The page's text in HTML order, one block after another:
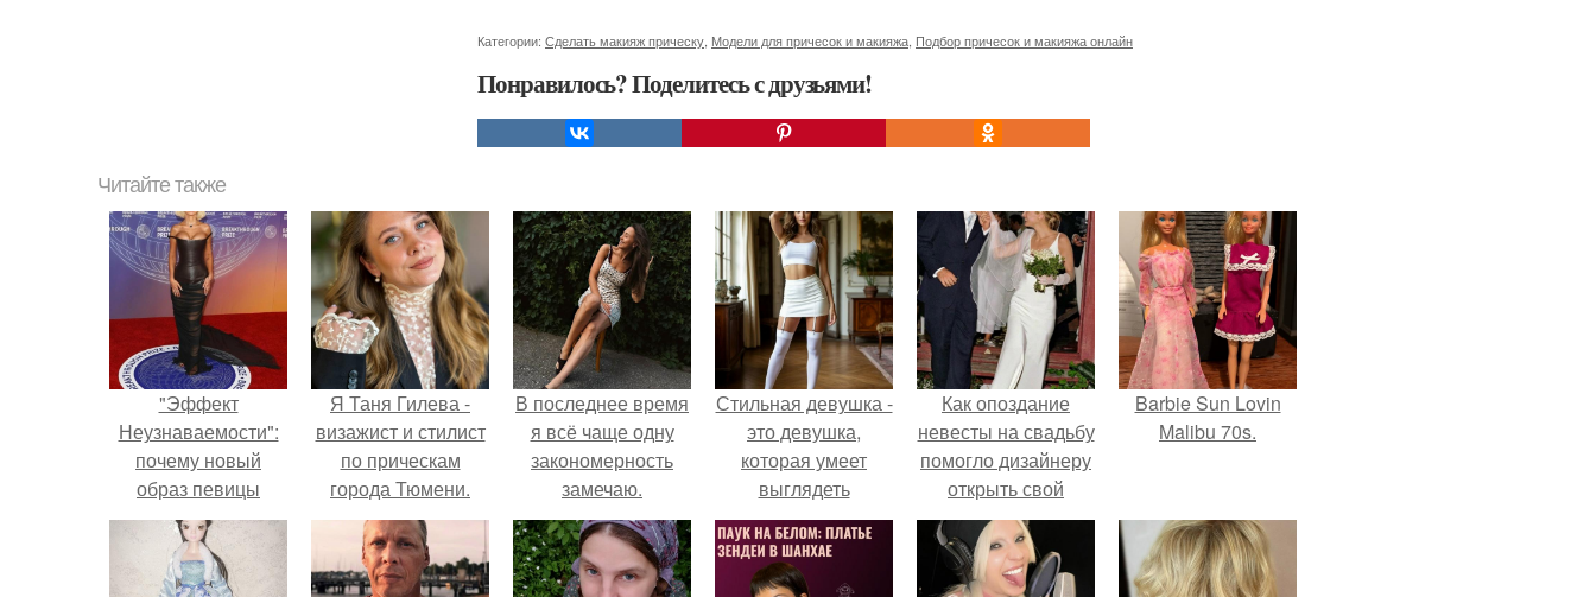
Категории: Сделать макияж прическу Модели для причесок и макияжа Подбор причесок и макияжа онлайн
Понравилось? Поделитесь с друзьями!
Читайте также
"Эффект
Неузнаваемости":
почему новый
образ певицы
вызвал споры о
гранях
возможного?
Я Таня Гилева -
визажист и стилист
по прическам
города Тюмени.
В последнее время
я всё чаще одну
закономерность
замечаю.
Стильная девушка -
это девушка,
которая умеет
выглядеть
привлекательно и
элегантно в любои
ситуации.
Как опоздание
невесты на свадьбу
помогло дизайнеру
открыть свой
бренд.
Barbie Sun Lovin
Malibu 70s.